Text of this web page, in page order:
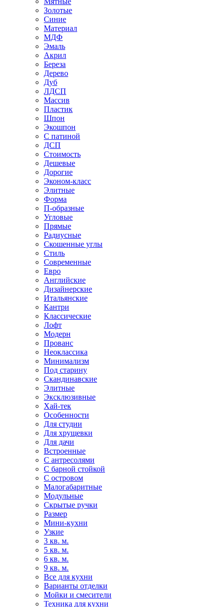
Золотые
Синие
Материал
МДФ
Эмаль
Акрил
Береза
Дерево
Дуб
ЛДСП
Массив
Пластик
Шпон
Экошпон
С патиной
ДСП
Стоимость
Дешевые
Дорогие
Эконом-класс
Элитные
Форма
П-образные
Угловые
Прямые
Радиусные
Скошенные углы
Стиль
Современные
Евро
Английские
Дизайнерские
Итальянские
Кантри
Классические
Лофт
Модерн
Прованс
Неоклассика
Минимализм
Под старину
Скандинавские
Элитные
Эксклюзивные
Хай-тек
Особенности
Для студии
Для хрущевки
Для дачи
Встроенные
С антресолями
С барной стойкой
С островом
Малогабаритные
Модульные
Скрытые ручки
Размер
Мини-кухни
Узкие
3 кв. м.
5 кв. м.
6 кв. м.
9 кв. м.
Все для кухни
Варианты отделки
Мойки и смесители
Техника для кухни